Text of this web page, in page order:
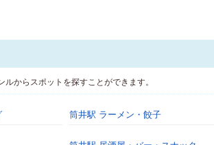
からスポットを探すことができます。
筒井駅 ラーメン・餃子